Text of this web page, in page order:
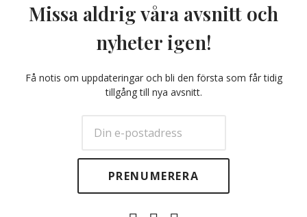
Missa aldrig våra avsnitt och
nyheter igen!
Få notis om uppdateringar och bli den första som får tidig
tillgång till nya avsnitt.
Facebook